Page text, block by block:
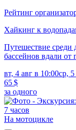
Рейтинг
Хайкинг к
Путешествие среди
бассейнов вдали от
вт, 4 авг в 10:00ср,
65 $
за одного
7 часов
На мотоцикле